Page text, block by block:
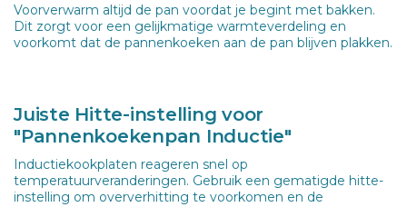
Voorverwarm altijd de pan voordat je begint met bakken.
Dit zorgt voor een gelijkmatige warmteverdeling en
voorkomt dat de pannenkoeken aan de pan blijven plakken.
Juiste Hitte-instelling voor
"Pannenkoekenpan Inductie"
Inductiekookplaten reageren snel op
temperatuurveranderingen. Gebruik een gematigde hitte-
instelling om oververhitting te voorkomen en de